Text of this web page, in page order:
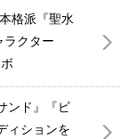
格派『聖水
クター
ンド』『ビ
ィションを